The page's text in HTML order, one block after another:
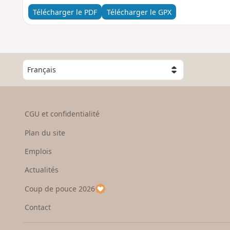
Télécharger le PDF Télécharger le GPX
C
o
s
e
u
p
a
CGU et confidentialité
Plan du site
Emplois
Actualités
Coup de pouce 2026
Contact